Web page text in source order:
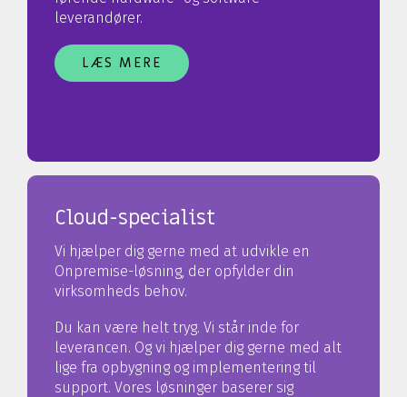
leverandører.
LÆS MERE
Cloud-specialist
Vi hjælper dig gerne med at udvikle en
Onpremise-løsning, der opfylder din
virksomheds behov.
Du kan være helt tryg. Vi står inde for
leverancen. Og vi hjælper dig gerne med alt
lige fra opbygning og implementering til
support. Vores løsninger baserer sig